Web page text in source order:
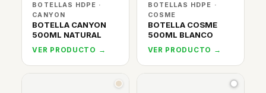
BOTELLAS HDPE ·
CANYON
BOTELLA CANYON
500ML NATURAL
VER PRODUCTO →
BOTELLAS HDPE ·
COSME
BOTELLA COSME
500ML BLANCO
VER PRODUCTO →